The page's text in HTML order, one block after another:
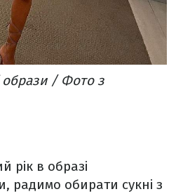
образи / Фото з
рік в образі
радимо обирати сукні з